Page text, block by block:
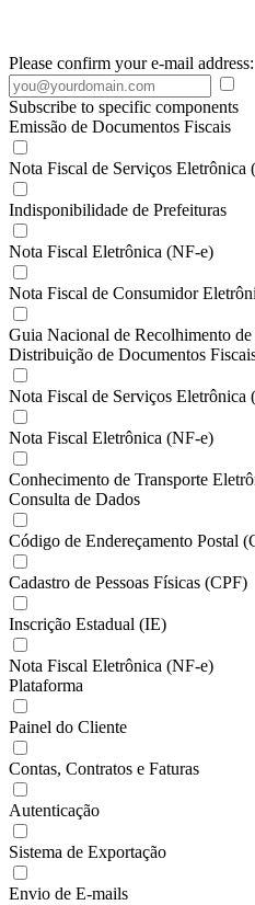
Please confirm your e-mail address:
Subscribe to specific components
Emissão de Documentos Fiscais
Nota Fiscal de Serviços Eletrônica
Indisponibilidade de Prefeituras
Nota Fiscal Eletrônica (NF-e)
Nota Fiscal de Consumidor
Guia Nacional de Recolhimento
Distribuição de Documentos
Nota Fiscal de Serviços Eletrônica
Nota Fiscal Eletrônica (NF-e)
Conhecimento de Transporte
Consulta de Dados
Código de Endereçamento Postal
Cadastro de Pessoas Físicas (CPF)
Inscrição Estadual (IE)
Nota Fiscal Eletrônica (NF-e)
Plataforma
Painel do Cliente
Contas, Contratos e Faturas
Autenticação
Sistema de Exportação
Envio de E-mails